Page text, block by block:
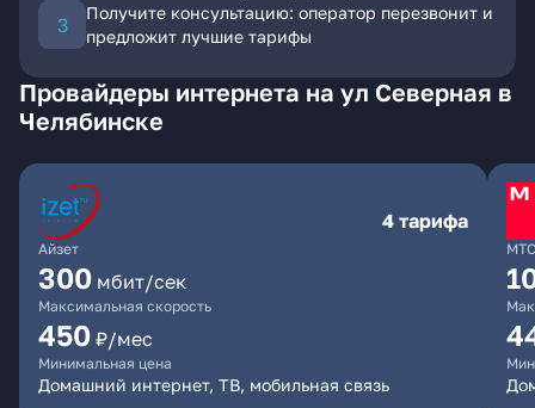
Получите консультацию: оператор перезвонит и
предложит лучшие тарифы
Провайдеры интернета на ул Северная в
Челябинске
Айзет
4 тарифа
300 мбит/сек
Максимальная скорость
450 ₽/мес
Минимальная цена
Домашний интернет, ТВ, мобильная связь
МТС